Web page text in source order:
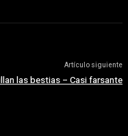
Artículo siguiente
las bestias – Casi farsante